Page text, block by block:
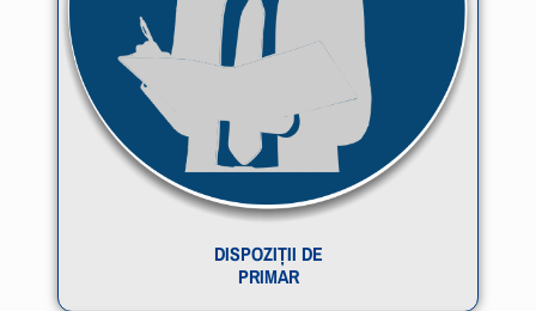
DISPOZIȚII DE
PRIMAR